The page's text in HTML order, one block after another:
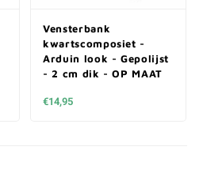
Vensterbank
kwartscomposiet -
Arduin look - Gepolijst
- 2 cm dik - OP MAAT
€14,95